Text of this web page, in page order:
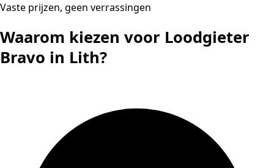
Vaste prijzen, geen verrassingen
Waarom kiezen voor Loodgieter
Bravo in Lith?